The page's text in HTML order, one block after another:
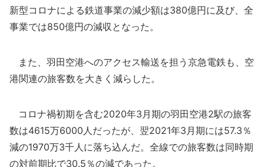
新型コロナによる鉄道事業の減少額は380億円に及び、全
事業では850億円の減収となった。
また、羽田空港へのアクセス輸送を担う京急電鉄も、空
港関連の旅客数を大きく減らした。
コロナ禍初期を含む2020年3月期の羽田空港2駅の旅客
数は4615万6000人だったが、翌2021年3月期には57.3％
減の1970万3千人に落ち込んだ。全線での旅客数は同時期
の対前期比で30.5％の減であった。